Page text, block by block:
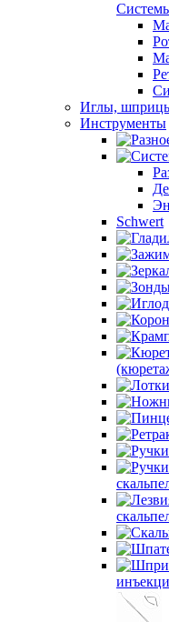
Иглы,
Инструменты
Schwert